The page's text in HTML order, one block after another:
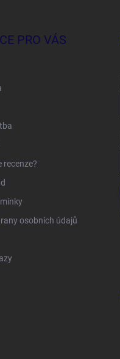
PRO VÁS
recenze?
osobních údajů